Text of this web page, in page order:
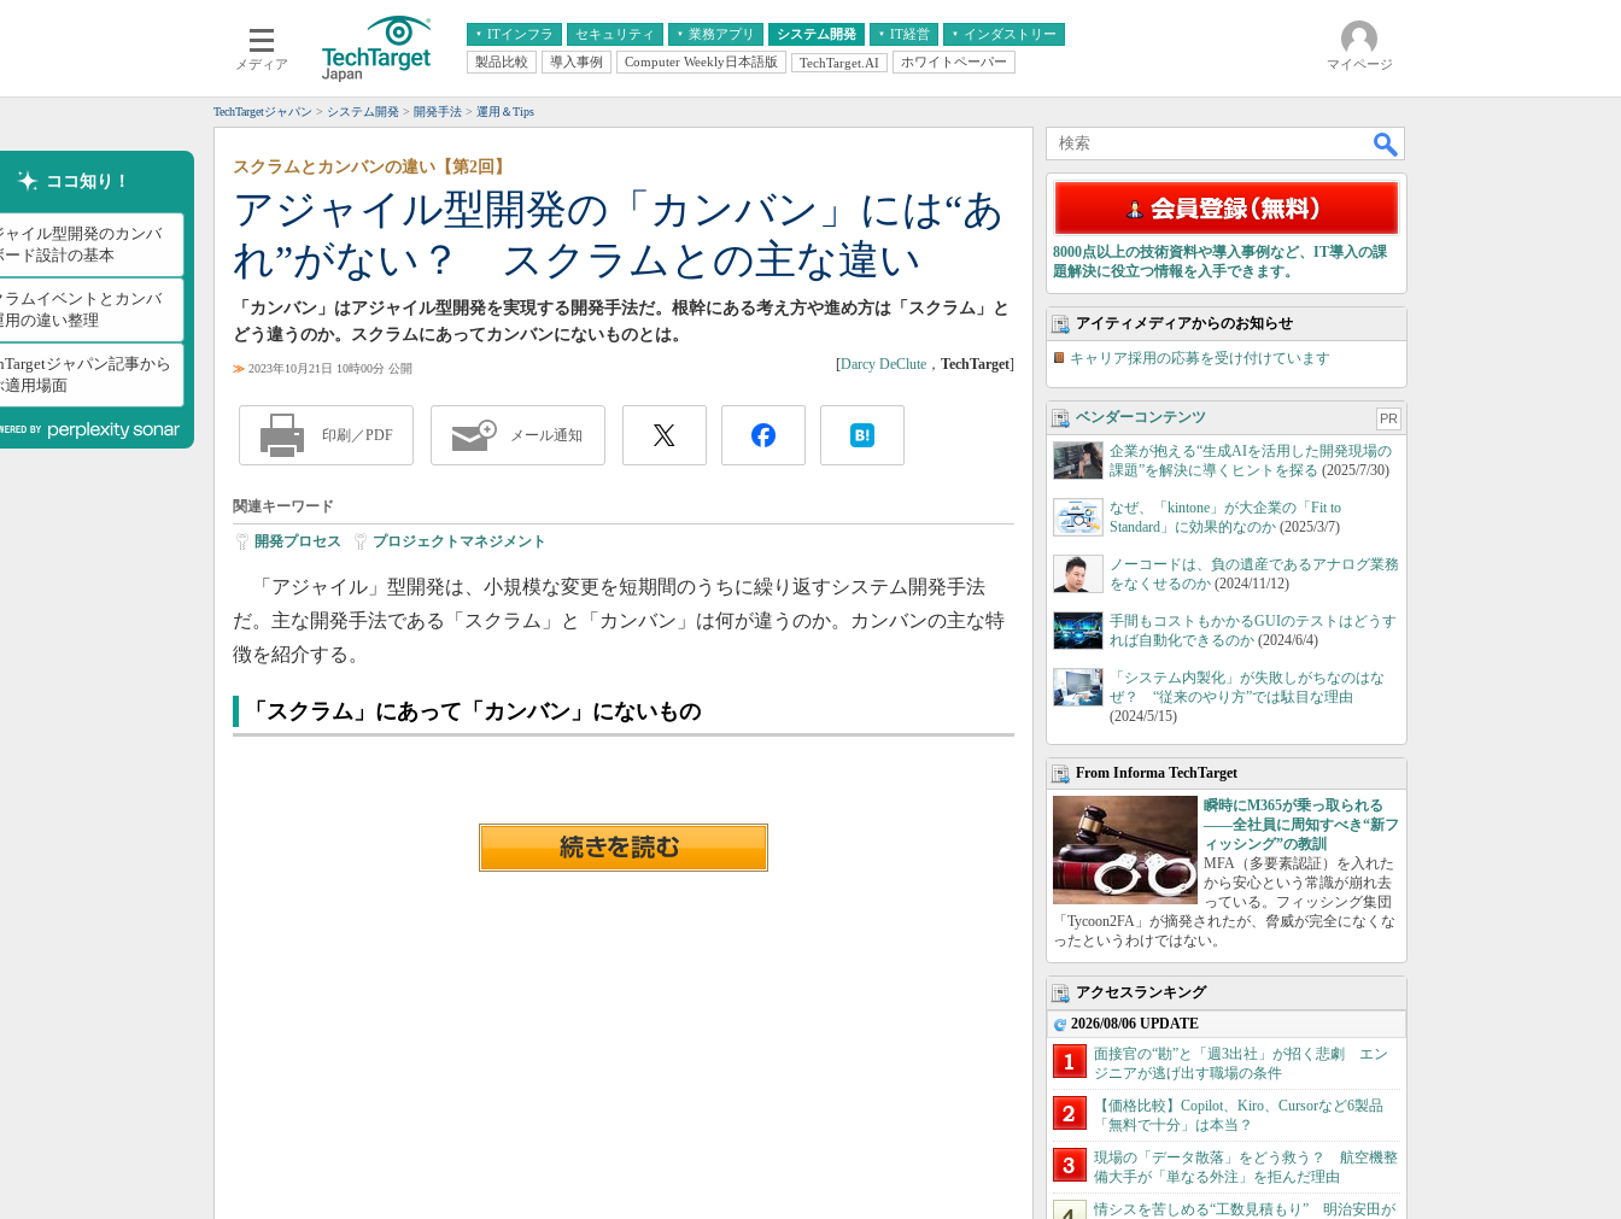
メディア
ITインフラ
クラウド
スマートモバイル
ネットワーク
システム運用管理
セキュリティ 業務アプリ
エンタープライズAI
ERP
CX
情報系システム
システム開発 IT経営
経営とIT
インダストリー
医療IT
製品比較 導入事例 Computer Weekly日本語版 TechTarget.AI ホワイトペーパー マイページ
TechTargetジャパン システム開発 開発手法 運用＆Tips
ココ知り！
ャイル型開発のカンバ
ード設計の基本
ラムイベントとカンバ
用の違い整理
ジャパン記事から
適用場面
アジャイル型開発の「カンバン」には“あ
れ”がない？ スクラムとの主な違い
スクラムとカンバンの違い【第2回】
「カンバン」はアジャイル型開発を実現する開発手法だ。根幹にある考え方や進め方は「スクラム」と
どう違うのか。スクラムにあってカンバンにないものとは。
≫ 2023年10月21日 10時00分 公開 [Darcy DeClute ， TechTarget]
印刷／PDF メール通知
関連キーワード
開発プロセス プロジェクトマネジメント
「アジャイル」型開発は、小規模な変更を短期間のうちに繰り返すシステム開発手法
だ。主な開発手法である「スクラム」と「カンバン」は何が違うのか。カンバンの主な特
徴を紹介する。
「スクラム」にあって「カンバン」にないもの
8000点以上の技術資料や導入事例など、IT導入の課
題解決に役立つ情報を入手できます。
アイティメディアからのお知らせ
キャリア採用の応募を受け付けています
ベンダーコンテンツ PR
企業が抱える“生成AIを活用した開発現場の
課題”を解決に導くヒントを探る (2025/7/30)
なぜ、「kintone」が大企業の「Fit to
Standard」に効果的なのか (2025/3/7)
ノーコードは、負の遺産であるアナログ業務
をなくせるのか (2024/11/12)
手間もコストもかかるGUIのテストはどうす
れば自動化できるのか (2024/6/4)
「システム内製化」が失敗しがちなのはな
ぜ？ “従来のやり方”では駄目な理由
(2024/5/15)
From Informa TechTarget
瞬時にM365が乗っ取られる
――全社員に周知すべき“新フ
ィッシング”の教訓
MFA（多要素認証）を入れた
から安心という常識が崩れ去
っている。フィッシング集団
「Tycoon2FA」が摘発されたが、脅威が完全になくな
ったというわけではない。
アクセスランキング
2026/08/06 UPDATE
面接官の“勘”と「週3出社」が招く悲劇 エン
ジニアが逃げ出す職場の条件
【価格比較】Copilot、Kiro、Cursorなど6製品
「無料で十分」は本当？
現場の「データ散落」をどう救う？ 航空機整
備大手が「単なる外注」を拒んだ理由
情シスを苦しめる“工数見積もり” 明治安田が